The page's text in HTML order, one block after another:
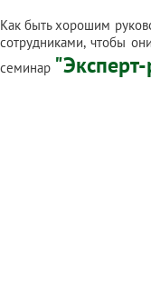
Как быть хорошим
сотрудниками, чтобы
семинар